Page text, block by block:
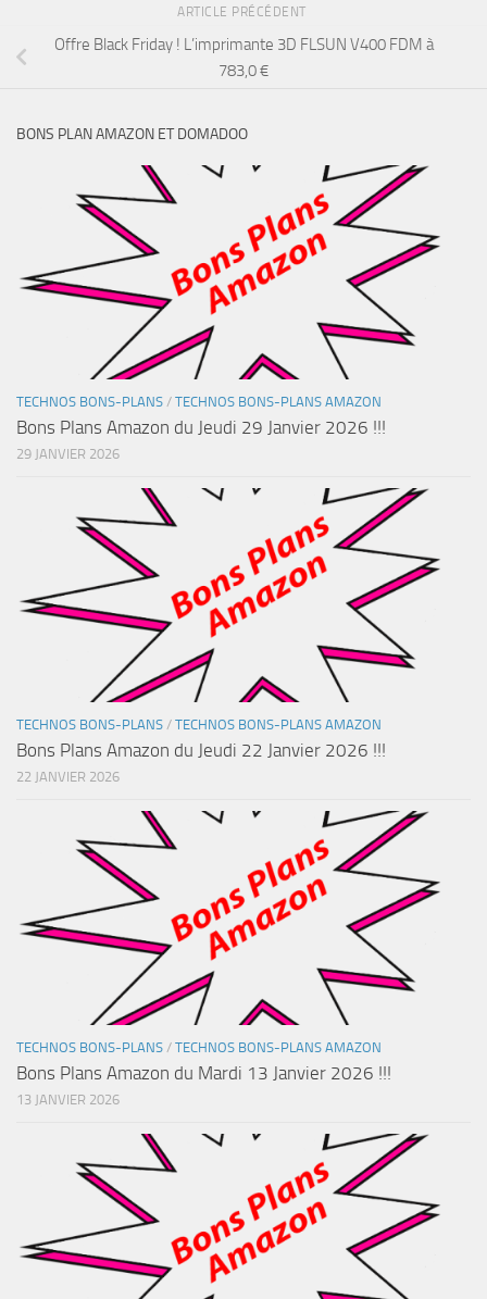
ARTICLE PRÉCÉDENT
Offre Black Friday ! L’imprimante 3D FLSUN V400 FDM à
783,0 €
BONS PLAN AMAZON ET DOMADOO
TECHNOS BONS-PLANS / TECHNOS BONS-PLANS AMAZON
Bons Plans Amazon du Jeudi 29 Janvier 2026 !!!
29 JANVIER 2026
TECHNOS BONS-PLANS / TECHNOS BONS-PLANS AMAZON
Bons Plans Amazon du Jeudi 22 Janvier 2026 !!!
22 JANVIER 2026
TECHNOS BONS-PLANS / TECHNOS BONS-PLANS AMAZON
Bons Plans Amazon du Mardi 13 Janvier 2026 !!!
13 JANVIER 2026